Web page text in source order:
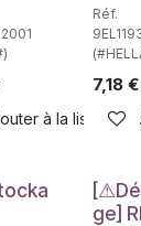
à la liste de
Réf.
7,18€
ge]